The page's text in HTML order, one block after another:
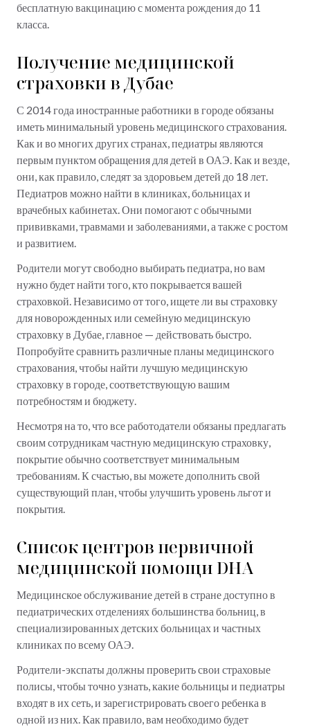
бесплатную вакцинацию с момента рождения до 11
класса.
Получение медицинской
страховки в Дубае
С 2014 года иностранные работники в городе обязаны
иметь минимальный уровень медицинского страхования.
Как и во многих других странах, педиатры являются
первым пунктом обращения для детей в ОАЭ. Как и везде,
они, как правило, следят за здоровьем детей до 18 лет.
Педиатров можно найти в клиниках, больницах и
врачебных кабинетах. Они помогают с обычными
прививками, травмами и заболеваниями, а также с ростом
и развитием.
Родители могут свободно выбирать педиатра, но вам
нужно будет найти того, кто покрывается вашей
страховкой. Независимо от того, ищете ли вы страховку
для новорожденных или семейную медицинскую
страховку в Дубае, главное — действовать быстро.
Попробуйте сравнить различные планы медицинского
страхования, чтобы найти лучшую медицинскую
страховку в городе, соответствующую вашим
потребностям и бюджету.
Несмотря на то, что все работодатели обязаны предлагать
своим сотрудникам частную медицинскую страховку,
покрытие обычно соответствует минимальным
требованиям. К счастью, вы можете дополнить свой
существующий план, чтобы улучшить уровень льгот и
покрытия.
Список центров первичной
медицинской помощи DHA
Медицинское обслуживание детей в стране доступно в
педиатрических отделениях большинства больниц, в
специализированных детских больницах и частных
клиниках по всему ОАЭ.
Родители-экспаты должны проверить свои страховые
полисы, чтобы точно узнать, какие больницы и педиатры
входят в их сеть, и зарегистрировать своего ребенка в
одной из них. Как правило, вам необходимо будет